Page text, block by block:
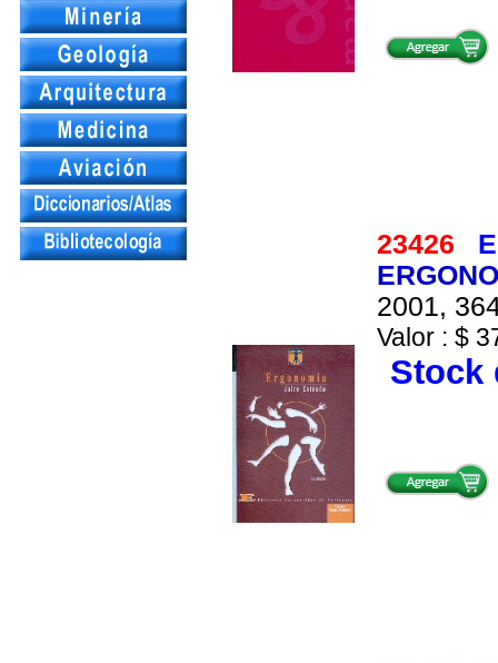
23426
2001,
Valor : $
Stock